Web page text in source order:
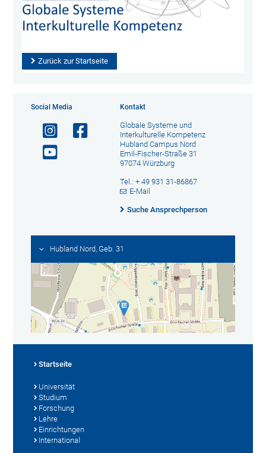
Zurück zur Startseite
Social Media Kontakt
Globale Systeme und
Interkulturelle Kompetenz
Hubland Campus Nord
Emil-Fischer-Straße 31
97074 Würzburg
Tel.: + 49 931 31-86867
E-Mail
Suche Ansprechperson
Hubland Nord, Geb. 31
Startseite
Universität
Studium
Forschung
Lehre
Einrichtungen
International